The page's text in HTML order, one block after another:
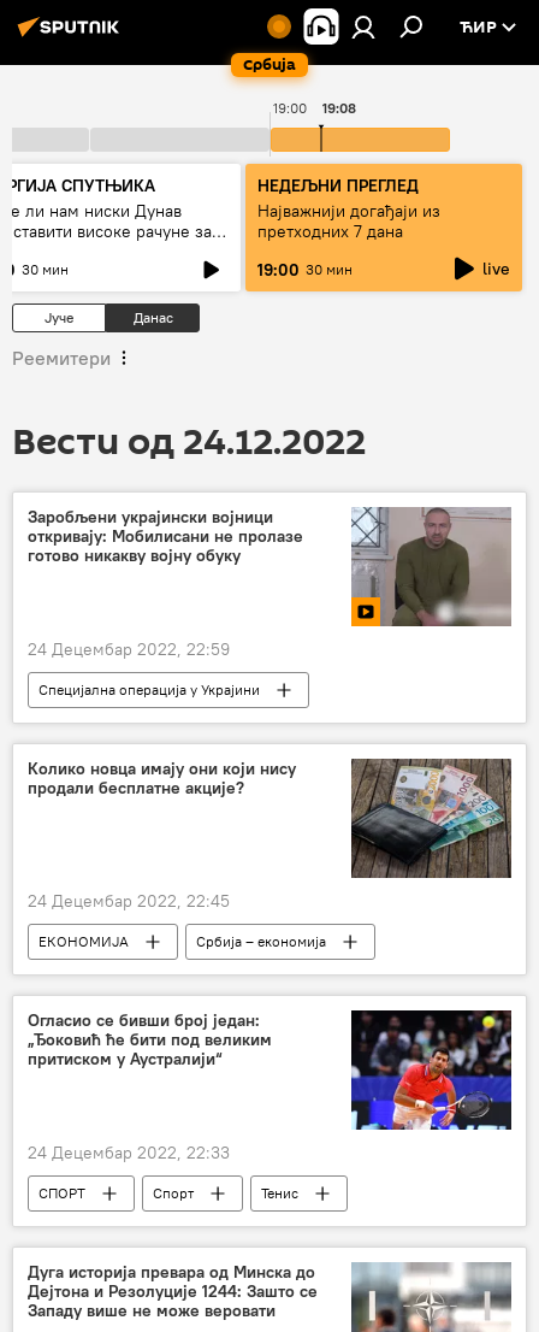
Србија
ЋИР
19:00 19:08
СПУТЊИКА
ли нам ниски Дунав
високе рачуне за
30 мин
НЕДЕЉНИ ПРЕГЛЕД
Најважнији догађаји из
претходних 7 дана
19:00 30 мин live
Јуче Данас
Реемитери
Вести од 24.12.2022
Заробљени украјински војници
откривају: Мобилисани не пролазе
готово никакву војну обуку
24 Децембар 2022, 22:59
Специјална операција у Украјини
Специјална војна операција у Украјини – вести
Русија
Драматичне исповести из Донбаса
Колико новца имају они који нису
продали бесплатне акције?
24 Децембар 2022, 22:45
ЕКОНОМИЈА
Србија – економија
Србија
Економија
Огласио се бивши број један:
„Ђоковић ће бити под великим
притиском у Аустралији“
24 Децембар 2022, 22:33
СПОРТ Спорт
Тенис
Новак Ђоковић
Дуга историја превара од Минска до
Дејтона и Резолуције 1244: Зашто се
Западу више не може веровати